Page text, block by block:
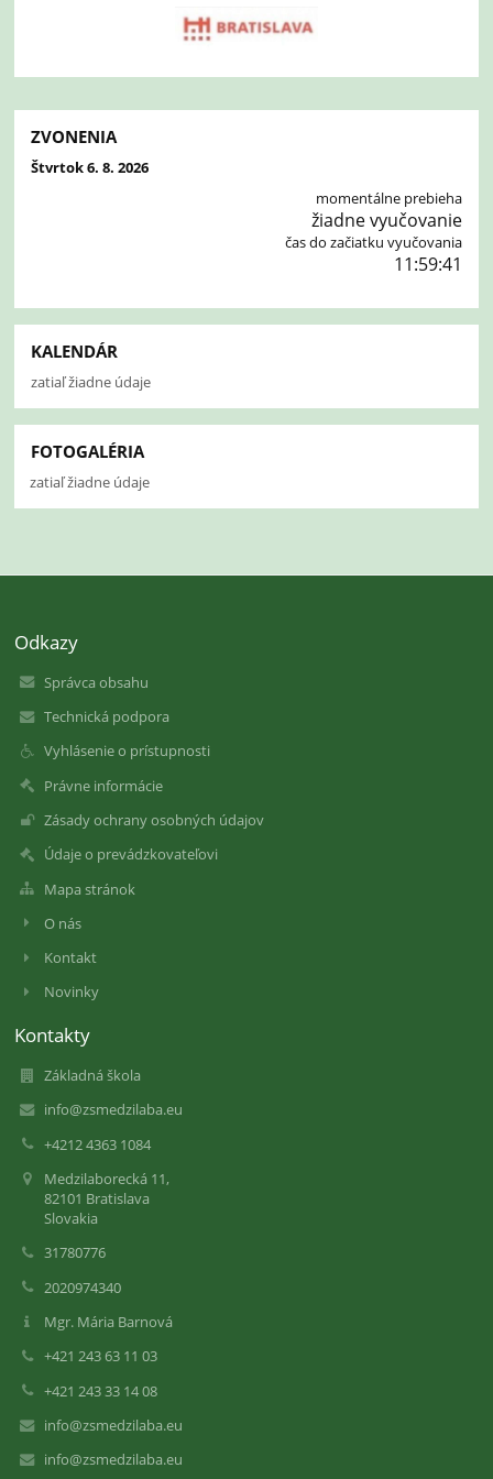
ZVONENIA
Štvrtok 6. 8. 2026
momentálne prebieha
žiadne vyučovanie
čas do začiatku vyučovania
11:59:41
KALENDÁR
zatiaľ žiadne údaje
FOTOGALÉRIA
zatiaľ žiadne údaje
Odkazy
Správca obsahu
Technická podpora
Vyhlásenie o prístupnosti
Právne informácie
Zásady ochrany osobných údajov
Údaje o prevádzkovateľovi
Mapa stránok
O nás
Kontakt
Novinky
Kontakty
Základná škola
info@zsmedzilaba.eu
+4212 4363 1084
Medzilaborecká 11,
82101 Bratislava
Slovakia
31780776
2020974340
Mgr. Mária Barnová
+421 243 63 11 03
+421 243 33 14 08
info@zsmedzilaba.eu
info@zsmedzilaba.eu